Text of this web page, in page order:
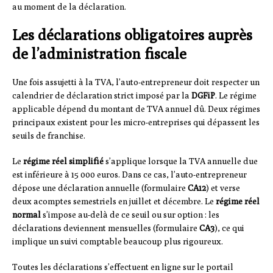
au moment de la déclaration.
Les déclarations obligatoires auprès
de l’administration fiscale
Une fois assujetti à la TVA, l’auto-entrepreneur doit respecter un
calendrier de déclaration strict imposé par la DGFiP. Le régime
applicable dépend du montant de TVA annuel dû. Deux régimes
principaux existent pour les micro-entreprises qui dépassent les
seuils de franchise.
Le régime réel simplifiés’applique lorsque la TVA annuelle due
est inférieure à 15 000 euros. Dans ce cas, l’auto-entrepreneur
dépose une déclaration annuelle (formulaire CA12) et verse
deux acomptes semestriels en juillet et décembre. Le régime réel
normals’impose au-delà de ce seuil ou sur option : les
déclarations deviennent mensuelles (formulaire CA3), ce qui
implique un suivi comptable beaucoup plus rigoureux.
Toutes les déclarations s’effectuent en ligne sur le portail